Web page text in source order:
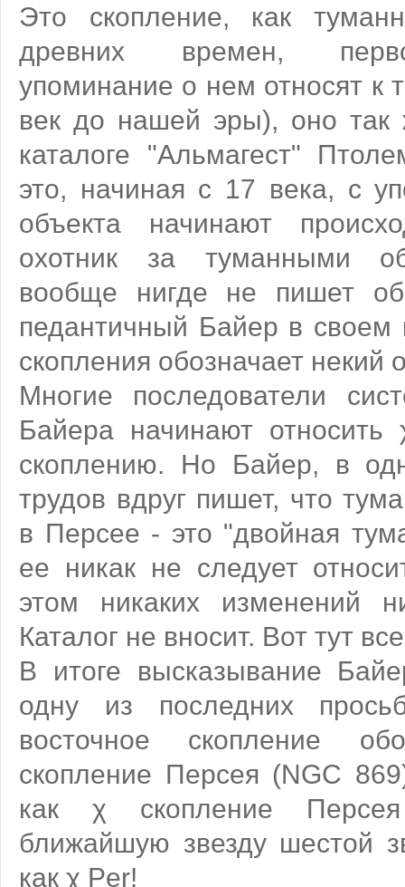
Это скопление, как
древних времен,
упоминание о нем относят к
век до нашей эры), оно так
каталоге "Альмагест"
это, начиная с 17 века, с
объекта начинают
охотник за туманными
вообще нигде не пишет
педантичный Байер в своем
скопления обозначает некий
Многие последователи
Байера начинают
скоплению. Но Байер, в
трудов вдруг пишет, что
в Персее - это "двойная
ее никак не следует
этом никаких изменений
Каталог не вносит. Вот тут
В итоге высказывание
одну из последних
восточное скопление
скопление Персея (NGC
как χ скопление
ближайшую звезду шестой
как χ Per!